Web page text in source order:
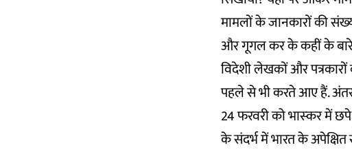
मामलों के जानकारों की
और गूगल कर के कहीं के
विदेशी लेखकों और
पहले से भी करते आए हैं.
24 फरवरी को भास्‍कर में
के संदर्भ में भारत के